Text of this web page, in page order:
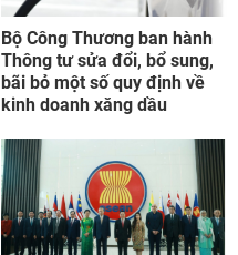
Bộ Công Thương ban hành
Thông tư sửa đổi, bổ sung,
bãi bỏ một số quy định về
kinh doanh xăng dầu